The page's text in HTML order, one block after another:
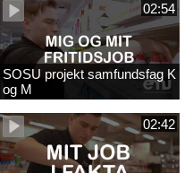
02:54
SOSU projekt samfundsfag K
og M
02:42